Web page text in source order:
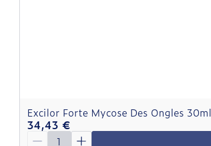
Excilor Forte Mycose Des Ongles 30ml
34,43 €
Quantité